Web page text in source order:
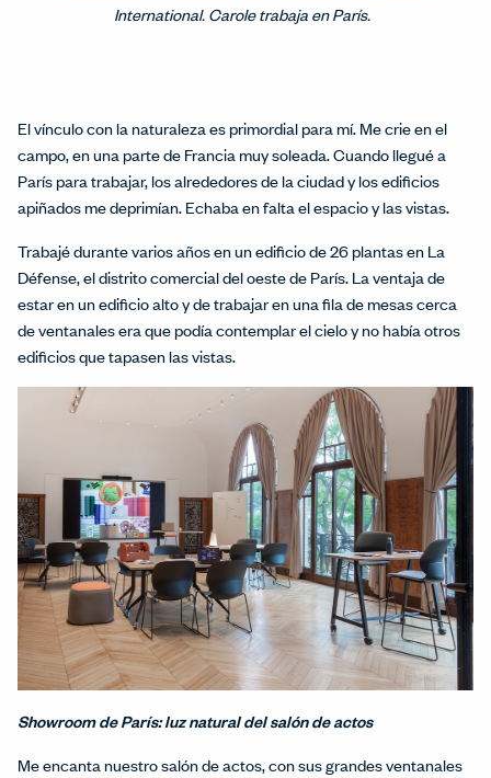
International. Carole trabaja en París.
El vínculo con la naturaleza es primordial para mí. Me crie en el
campo, en una parte de Francia muy soleada. Cuando llegué a
París para trabajar, los alrededores de la ciudad y los edificios
apiñados me deprimían. Echaba en falta el espacio y las vistas.
Trabajé durante varios años en un edificio de 26 plantas en La
Défense, el distrito comercial del oeste de París. La ventaja de
estar en un edificio alto y de trabajar en una fila de mesas cerca
de ventanales era que podía contemplar el cielo y no había otros
edificios que tapasen las vistas.
Showroom de París: luz natural del salón de actos
Me encanta nuestro salón de actos, con sus grandes ventanales